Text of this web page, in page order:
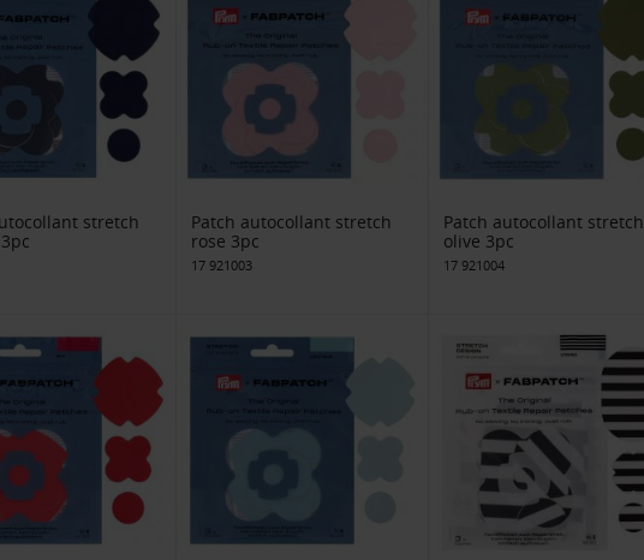
stretch
Patch autocollant stretch
rose 3pc
17 921003
Patch autocollant stretch
olive 3pc
17 921004